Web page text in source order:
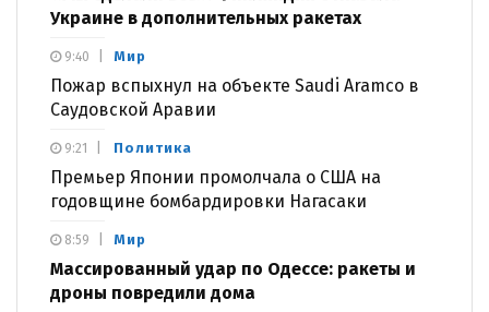
Украине в дополнительных ракетах
Мир
Пожар вспыхнул на объекте Saudi Aramco в
Саудовской Аравии
9:40
Политика
Премьер Японии промолчала о США на
годовщине бомбардировки Нагасаки
9:21
Мир
Массированный удар по Одессе: ракеты и
дроны повредили дома
8:59